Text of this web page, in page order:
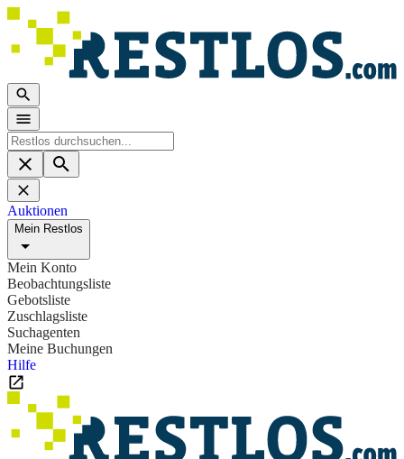
Auktionen
Mein Restlos
Mein Konto
Beobachtungsliste
Gebotsliste
Zuschlagsliste
Suchagenten
Meine Buchungen
Hilfe